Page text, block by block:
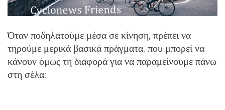
Όταν ποδηλατούμε μέσα σε κίνηση, πρέπει να
τηρούμε μερικά βασικά πράγματα, που μπορεί να
κάνουν όμως τη διαφορά για να παραμείνουμε πάνω
στη σέλα: